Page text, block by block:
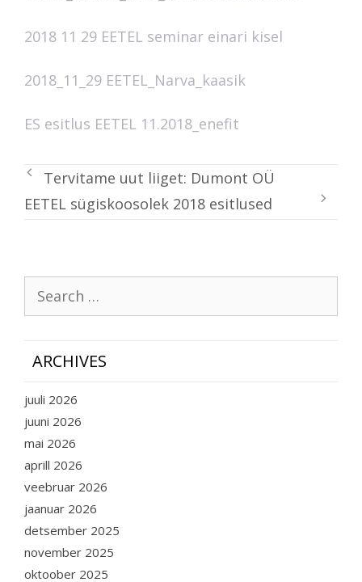
2018 11 29 EETEL seminar einari kisel
2018_11_29 EETEL_Narva_kaasik
ES esitlus EETEL 11.2018_enefit
Tervitame uut liiget: Dumont OÜ
EETEL sügiskoosolek 2018 esitlused
ARCHIVES
juuli 2026
juuni 2026
mai 2026
aprill 2026
veebruar 2026
jaanuar 2026
detsember 2025
november 2025
oktoober 2025